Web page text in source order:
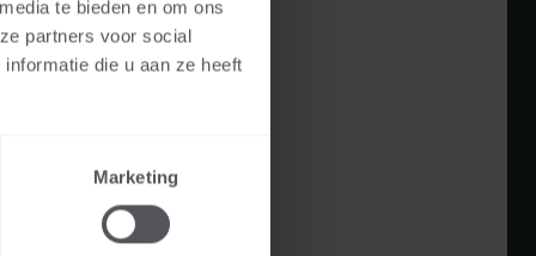
te bieden en om ons
partners voor social
die u aan ze heeft
Marketing